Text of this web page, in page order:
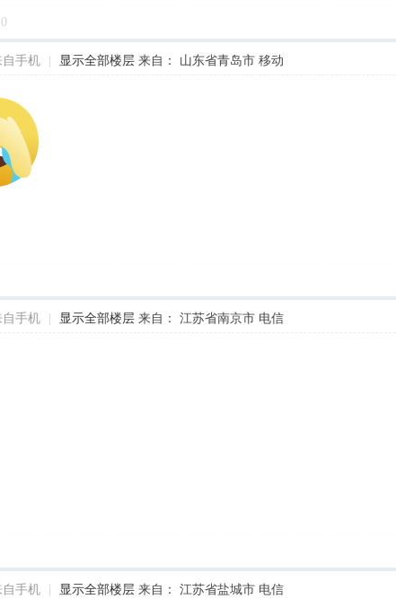
0
自手机 显示全部楼层 来自： 山东省青岛市 移动
自手机 显示全部楼层 来自： 江苏省南京市 电信
自手机 显示全部楼层 来自： 江苏省盐城市 电信